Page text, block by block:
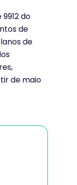
do
de
de
de maio